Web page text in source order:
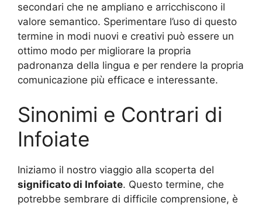
secondari che ne ampliano e arricchiscono il
valore semantico. Sperimentare l’uso di questo
termine in modi nuovi e creativi può essere un
ottimo modo per migliorare la propria
padronanza della lingua e per rendere la propria
comunicazione più efficace e interessante.
Sinonimi e Contrari di
Infoiate
Iniziamo il nostro viaggio alla scoperta del
significato di Infoiate. Questo termine, che
potrebbe sembrare di difficile comprensione, è